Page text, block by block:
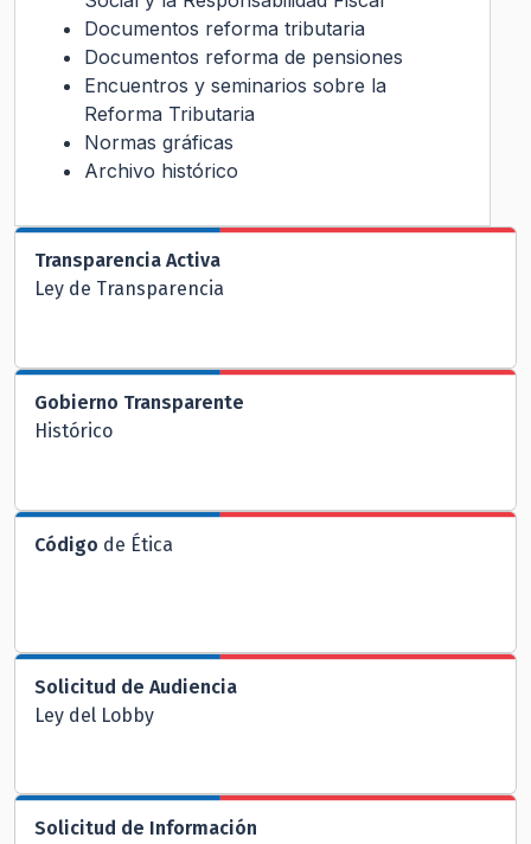
Documentos reforma tributaria
Documentos reforma de pensiones
Encuentros y seminarios sobre la
Reforma Tributaria
Normas gráficas
Archivo histórico
Transparencia Activa
Ley de Transparencia
Gobierno Transparente
Histórico
Código de Ética
Solicitud de Audiencia
Ley del Lobby
Solicitud de Información